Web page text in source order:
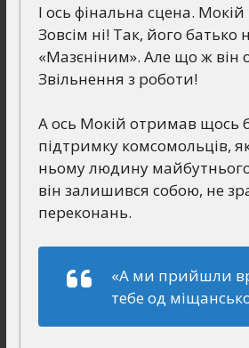
І ось фінальна сцена.
Зовсім ні! Так, його батько
«Мазєніним». Але що ж він
Звільнення з роботи!
А ось Мокій отримав щось
підтримку комсомольців,
ньому людину
він залишився собою, не
переконань.
«А ми прийшли
тебе од